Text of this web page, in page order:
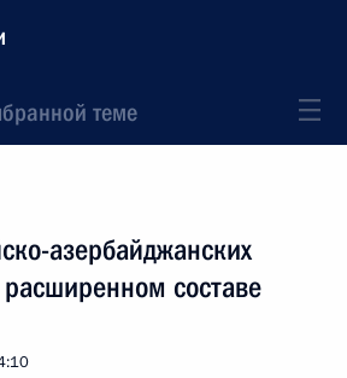
теме
азербайджанских
составе